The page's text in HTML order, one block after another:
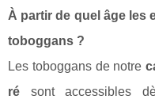
À partir de quel âge les
toboggans ?
Les toboggans de notre
ré sont accessibles